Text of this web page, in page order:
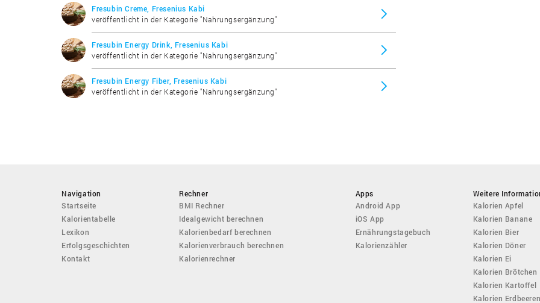
Fresubin Creme, Fresenius Kabi
veröffentlicht in der Kategorie "Nahrungsergänzung"
Fresubin Energy Drink, Fresenius Kabi
veröffentlicht in der Kategorie "Nahrungsergänzung"
Fresubin Energy Fiber, Fresenius Kabi
veröffentlicht in der Kategorie "Nahrungsergänzung"
Navigation
Startseite
Kalorientabelle
Lexikon
Erfolgsgeschichten
Kontakt
Rechner
BMI Rechner
Idealgewicht berechnen
Kalorienbedarf berechnen
Kalorienverbrauch berechnen
Kalorienrechner
Apps
Android App
iOS App
Ernährungstagebuch
Kalorienzähler
Weitere
Kalorien Apfel
Kalorien Banane
Kalorien Bier
Kalorien Döner
Kalorien Ei
Kalorien Brötchen
Kalorien Kartoffel
Kalorien Erdbeeren